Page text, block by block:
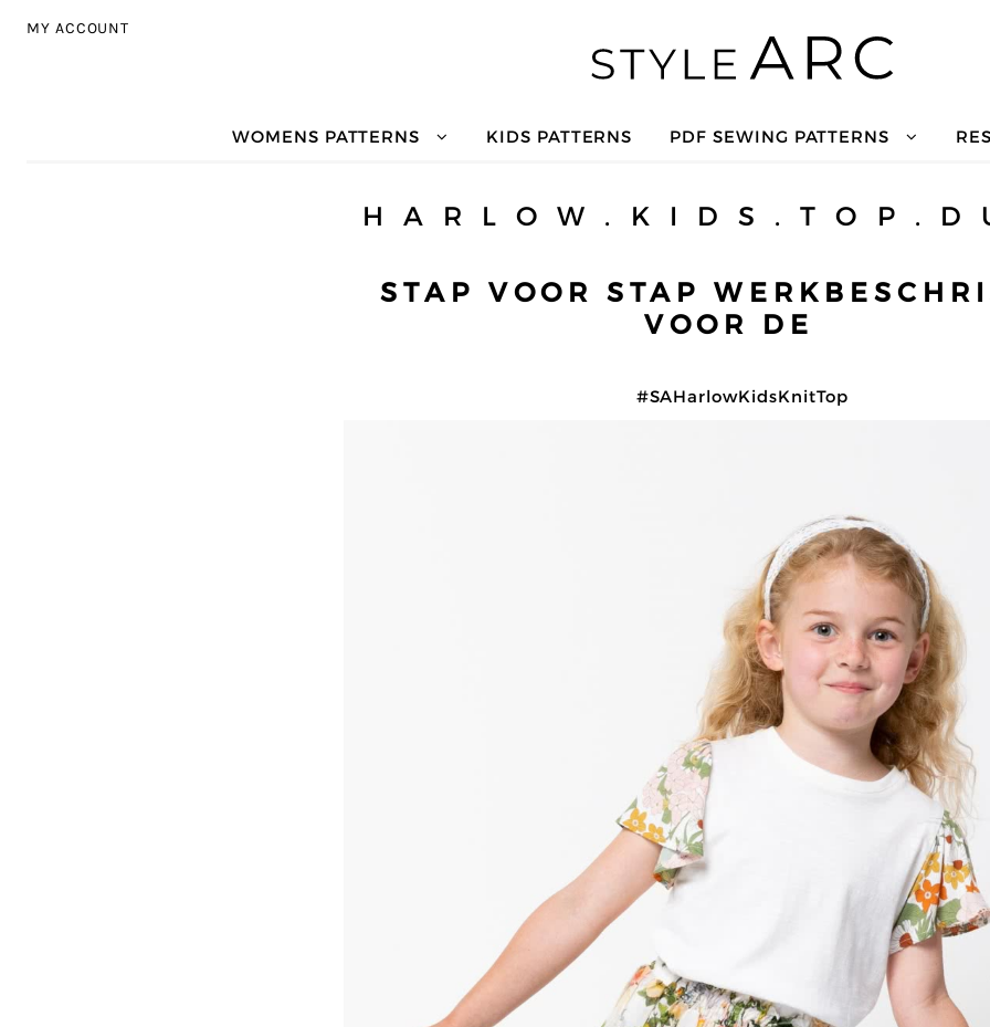
MY ACCOUNT
WOMENS PATTERNS KIDS PATTERNS PDF SEWING PATTERNS
H A R L O W . K I D S . T O P . D
STAP VOOR STAP
VOOR DE
#SAHarlowKidsKnitTop